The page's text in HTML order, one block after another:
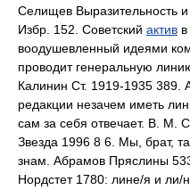
Селищев Выразительность и
Избр. 152. Советский актив
воодушевленный идеями
проводит генеральную
Калинин Ст. 1919-1935 389.
редакции незачем иметь
сам за себя отвечает. В. М.
Звезда 1996 8 6. Мы, брат,
знам. Абрамов Пряслины
Нордстет 1780: лине/я и ли/